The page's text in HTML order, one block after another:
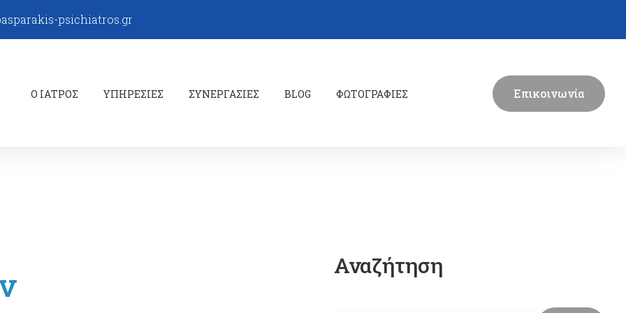
psichiatros.gr
Ο ΙΑΤΡΟΣ ΥΠΗΡΕΣΙΕΣ ΣΥΝΕΡΓΑΣΙΕΣ BLOG ΦΩΤΟΓΡΑΦΙΕΣ Επικοινωνία
Αναζήτηση